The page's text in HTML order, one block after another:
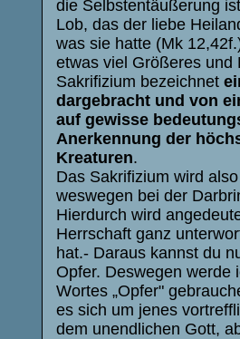
die Selbstentäußerung
Lob, das der liebe
was sie hatte (Mk
etwas viel Größeres und
Sakrifizium bezeichnet
dargebracht und von
auf gewisse
Anerkennung der
Kreaturen.
Das Sakrifizium wird
weswegen bei der
Hierdurch wird
Herrschaft ganz
hat.- Daraus kannst du
Opfer. Deswegen werde
Wortes „Opfer"
es sich um jenes
dem unendlichen Gott,